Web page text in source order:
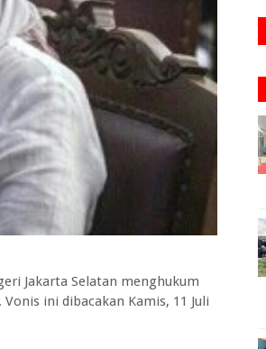
Jakarta Selatan menghukum
ini dibacakan Kamis, 11 Juli